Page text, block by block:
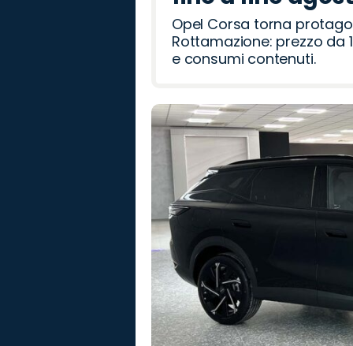
Opel Corsa torna
Rottamazione: prezzo da
e consumi contenuti.